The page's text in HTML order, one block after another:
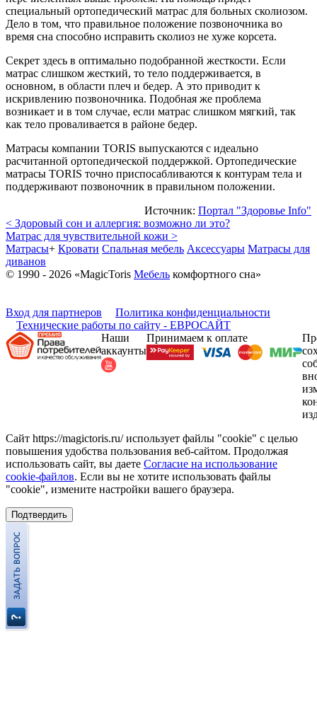
специальный ортопедический матрас для больных сколиозом.
Дело в том, что правильное положение позвоночника во
время сна способно исправить сколиоз не хуже корсета.
Секрет здесь в оптимально подобранной жесткости. Если
матрас слишком жесткий, то тело поддерживается, в
основном, в области плеч и бедер. А это приводит к
искривлению позвоночника. Подобная же проблема
возникает и в том случае, если матрас слишком мягкий, так
как тело проваливается в районе бедер.
Матрасы компании TORIS выпускаются с идеально
расчитанной ортопедической поддержкой. Ортопедические
матрасы TORIS точно приспосабливаются к контурам тела и
поддерживают позвоночник в правильном положении.
Источник: Портал "Здоровье Info"
< Здоровый сон и аллергия: возможно ли это?
Матрас для чувствительной кожи >
Матрасы+ Кровати Спальная мебель Аксессуары Матрасы для
диванов
© 1990 - 2026 «MagicToris Мебель комфортного сна»
Вход для партнеров
Политика конфиденциальности
Технические работы по сайту - ЕВРОСАЙТ
Наши
аккаунты
Принимаем к оплате
Сайт https://magictoris.ru/ использует файлы "cookie" с целью
повышения удобства пользования веб-сайтом. Продолжая
использовать сайт, вы даете Согласие на использование
cookie-файлов. Если вы не хотите использовать файлы
"cookie", измените настройки вашего браузера.
Подтвердить